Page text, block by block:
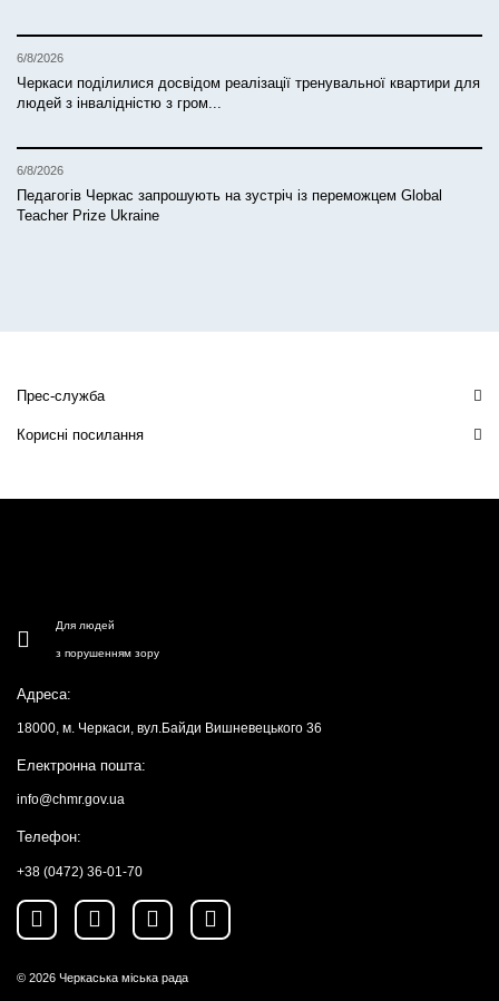
6/8/2026
Черкаси поділилися досвідом реалізації тренувальної квартири для
людей з інвалідністю з гром...
6/8/2026
Педагогів Черкас запрошують на зустріч із переможцем Global
Teacher Prize Ukraine
Прес-служба
Корисні посилання
Для людей
з порушенням зору
Адреса:
18000, м. Черкаси, вул.Байди Вишневецького 36
Електронна пошта:
info@chmr.gov.ua
Телефон:
+38 (0472) 36-01-70
© 2026 Черкаська міська рада